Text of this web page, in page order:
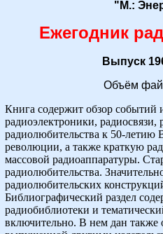
"М.:
Ежегодник
Выпуск
Объём
Книга содержит обзор событий
радиоэлектроники,
радиолюбительства к 50-летию
революции, а также краткую
массовой радиоаппаратуры.
радиолюбительства.
радиолюбительских
Библиографический раздел
радиобиблиотеки и
включительно. В нем дан также